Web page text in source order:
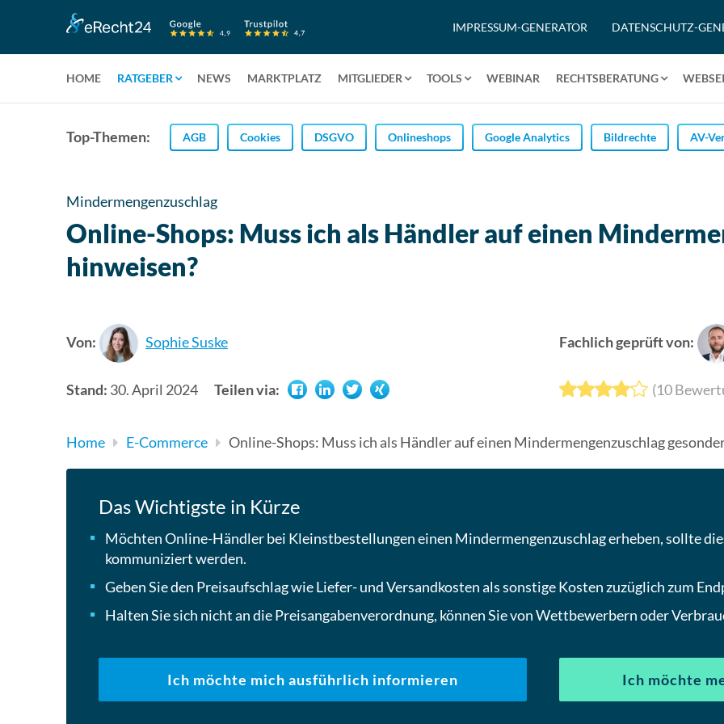
IMPRESSUM-GENERATOR DATENSCHUTZ-
HOME RATGEBER NEWS MARKTPLATZ MITGLIEDER TOOLS WEBINAR RECHTSBERATUNG
Top-Themen: AGB Cookies DSGVO Onlineshops Google Analytics Bildrechte AV-
Mindermengenzuschlag
Online-Shops: Muss ich als Händler auf einen
hinweisen?
Von: Sophie Suske Fachlich geprüft von:
Stand: 30. April 2024 Teilen via: (10
Home E-Commerce Online-Shops: Muss ich als Händler auf einen Mindermengenzuschlag
Das Wichtigste in Kürze
Möchten Online-Händler bei Kleinstbestellungen einen Mindermengenzuschlag erheben, sollte
kommuniziert werden.
Geben Sie den Preisaufschlag wie Liefer- und Versandkosten als sonstige Kosten zuzüglich zum
Halten Sie sich nicht an die Preisangabenverordnung, können Sie von Wettbewerbern oder
Ich möchte mich ausführlich informieren Ich möchte